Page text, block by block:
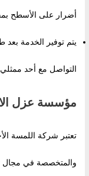
أضرار على الأسطح
يتم توفير الخدمة بعد
التواصل مع أحد ممثلي
مؤسسة عزل
تعتبر شركة اللمسة
والمتخصصة في مجال